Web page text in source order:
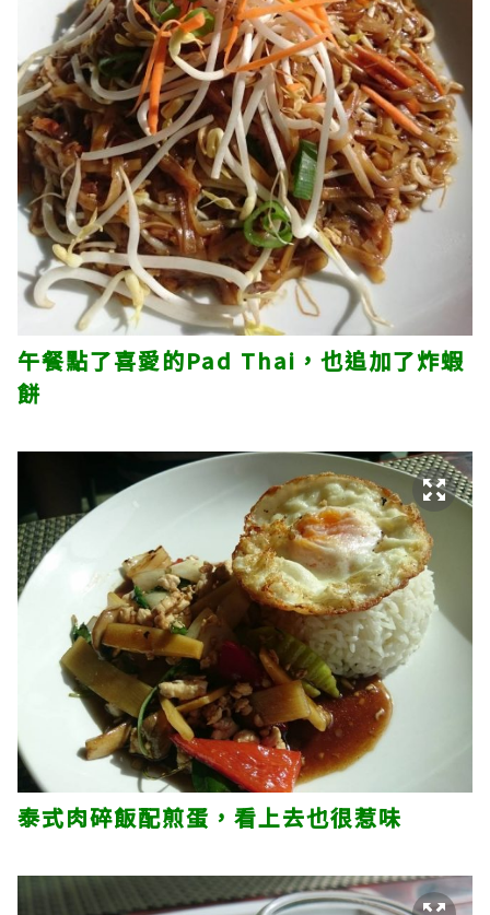
午餐點了喜愛的Pad Thai，也追加了炸蝦
餅
泰式肉碎飯配煎蛋，看上去也很惹味